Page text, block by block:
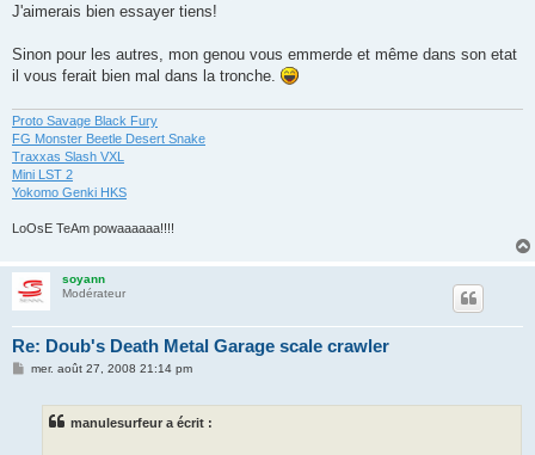
J'aimerais bien essayer tiens!
Sinon pour les autres, mon genou vous emmerde et même dans son etat
il vous ferait bien mal dans la tronche.
Proto Savage Black Fury
FG Monster Beetle Desert Snake
Traxxas Slash VXL
Mini LST 2
Yokomo Genki HKS
LoOsE TeAm powaaaaaa!!!!
soyann
Modérateur
Re: Doub's Death Metal Garage scale crawler
Mmer. août 27, 2008 21:14 pm
manulesurfeur a écrit :